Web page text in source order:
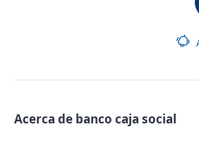
Acerca de banco caja social